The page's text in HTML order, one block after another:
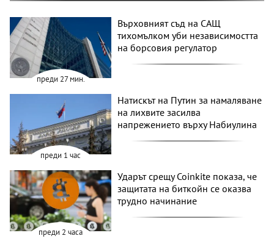
преди 27 мин.
Върховният съд на САЩ
тихомълком уби независимостта
на борсовия регулатор
преди 1 час
Натискът на Путин за намаляване
на лихвите засилва
напрежението върху Набиулина
преди 2 часа
Ударът срещу Coinkite показа, че
защитата на биткойн се оказва
трудно начинание